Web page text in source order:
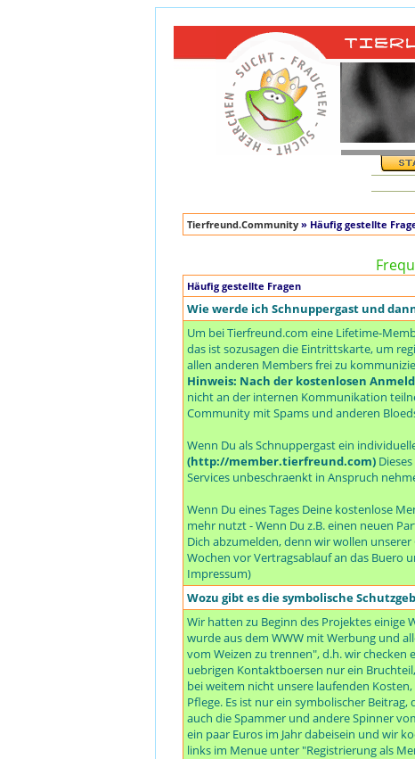
Tierfreund.Community » Häufig gestellte
Häufig gestellte Fragen
Wie werde ich Schnuppergast und
Um bei Tierfreund.com eine Lifetime-
das ist sozusagen die Eintrittskarte, um
allen anderen Members frei zu
Hinweis: Nach der kostenlosen
nicht an der internen Kommunikation
Community mit Spams und anderen
Wenn Du als Schnuppergast ein
(http://member.tierfreund.com)
Services unbeschraenkt in Anspruch
Wenn Du eines Tages Deine kostenlose
mehr nutzt - Wenn Du z.B. einen neuen
Dich abzumelden, denn wir wollen
Wochen vor Vertragsablauf an das Buero
Impressum)
Wozu gibt es die symbolische
Wir hatten zu Beginn des Projektes einige
wurde aus dem WWW mit Werbung und
vom Weizen zu trennen", d.h. wir checken
uebrigen Kontaktboersen nur ein
bei weitem nicht unsere laufenden
Pflege. Es ist nur ein symbolischer
auch die Spammer und andere Spinner
ein paar Euros im Jahr dabeisein und wir
links im Menue unter "Registrierung als